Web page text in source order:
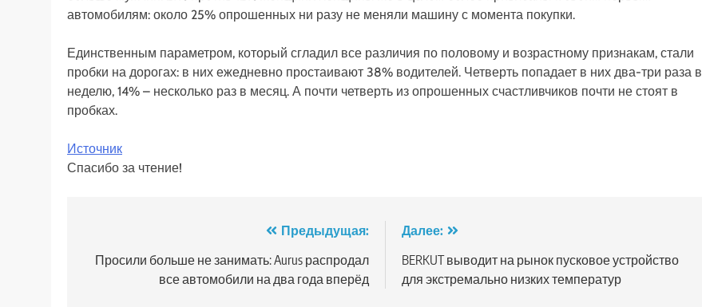
автомобилям: около 25% опрошенных ни разу не меняли машину с момента покупки.
Единственным параметром, который сгладил все различия по половому и возрастному признакам, стали
пробки на дорогах: в них ежедневно простаивают 38% водителей. Четверть попадает в них два-три раза в
неделю, 14% – несколько раз в месяц. А почти четверть из опрошенных счастливчиков почти не стоят в
пробках.
Источник
Спасибо за чтение!
по
записям
Предыдущая:
Просили больше не занимать: Aurus распродал
все автомобили на два года вперёд
Далее:
BERKUT выводит на рынок пусковое устройство
для экстремально низких температур